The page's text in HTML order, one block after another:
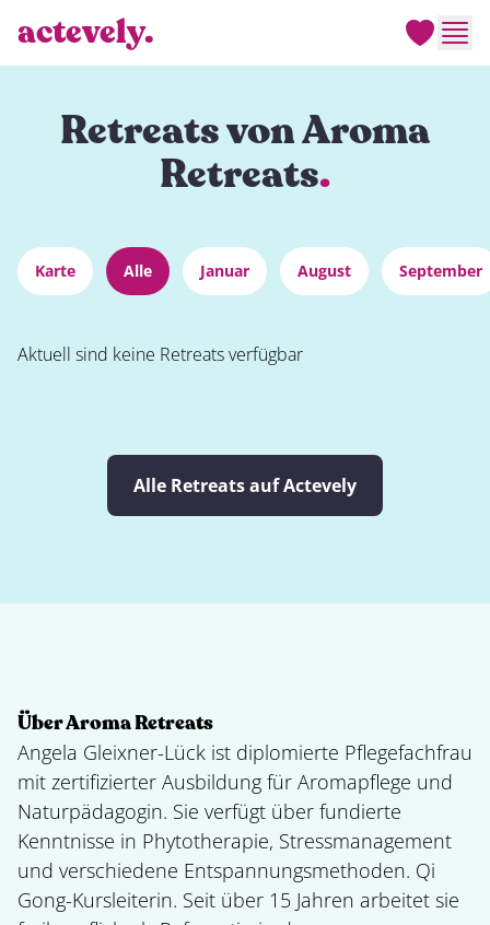
actevely.
Retreats von Aroma
Retreats.
Karte Alle Januar August September
Aktuell sind keine Retreats verfügbar
Alle Retreats auf Actevely
Über Aroma Retreats
Angela Gleixner-Lück ist diplomierte Pflegefachfrau
mit zertifizierter Ausbildung für Aromapflege und
Naturpädagogin. Sie verfügt über fundierte
Kenntnisse in Phytotherapie, Stressmanagement
und verschiedene Entspannungsmethoden. Qi
Gong-Kursleiterin. Seit über 15 Jahren arbeitet sie